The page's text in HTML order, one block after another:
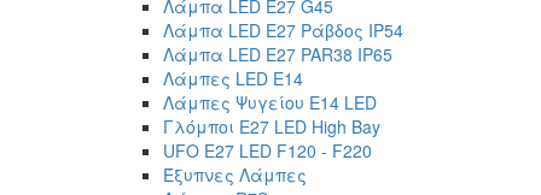
Λάμπα LED E27 G45
Λάμπα LED E27 Ράβδος IP54
Λάμπα LED E27 PAR38 IP65
Λάμπες LED E14
Λάμπες Ψυγείου E14 LED
Γλόμποι E27 LED High Bay
UFO E27 LED F120 - F220
Έξυπνες Λάμπες